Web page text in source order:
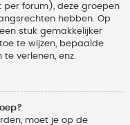
forum), deze groepen
hebben. Op
stuk gemakkelijker
te wijzen, bepaalde
verlenen, enz.
moet je op de